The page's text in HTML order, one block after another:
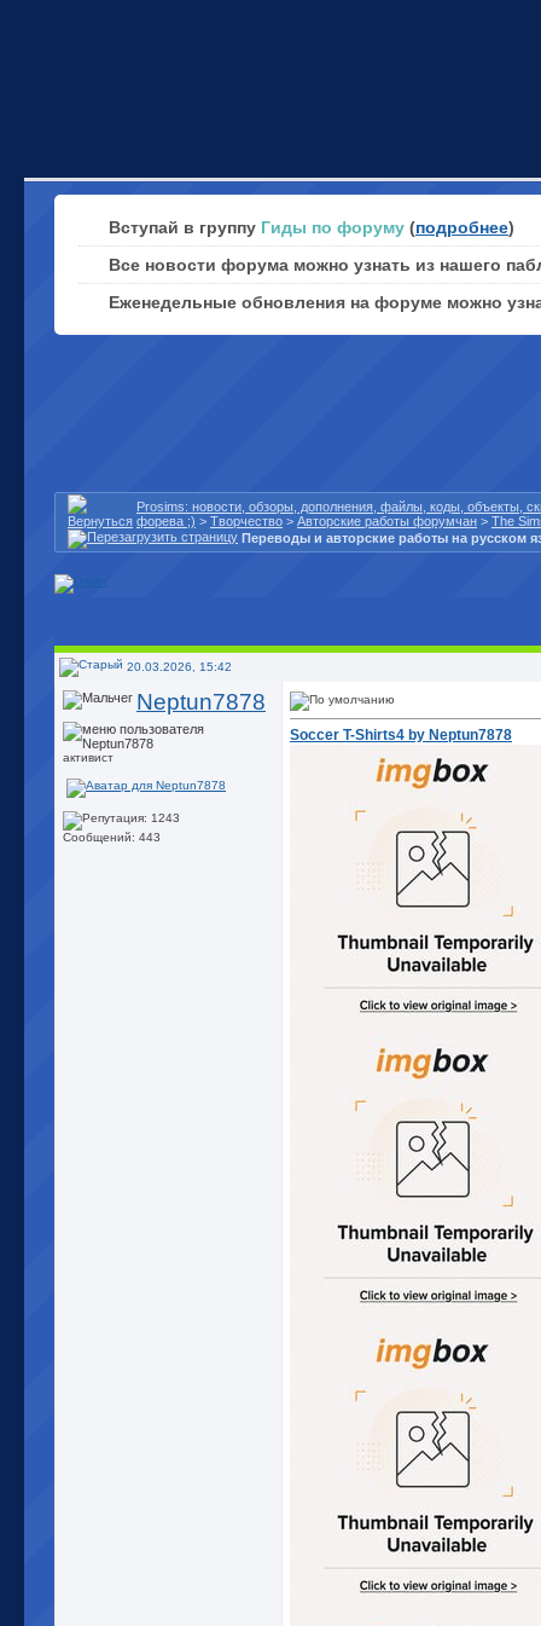
Вступай в группу Гиды по форуму (подробнее)
Все новости форума можно узнать из нашего
Еженедельные обновления на форуме можно
Prosims: новости, обзоры, дополнения, файлы, коды, объекты,
форева ;) > Творчество > Авторские работы форумчан > The
Переводы и авторские работы на русском
20.03.2026, 15:42
Neptun7878
активист
Сообщений: 443
Soccer T-Shirts4 by Neptun7878